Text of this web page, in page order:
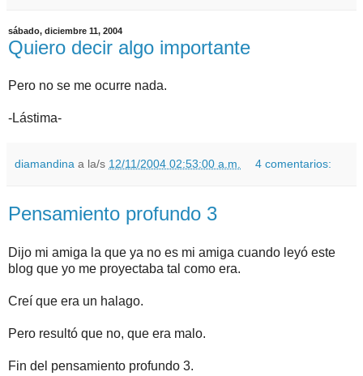
sábado, diciembre 11, 2004
Quiero decir algo importante
Pero no se me ocurre nada.
-Lástima-
diamandina a la/s 12/11/2004 02:53:00 a.m. 4 comentarios:
Pensamiento profundo 3
Dijo mi amiga la que ya no es mi amiga cuando leyó este
blog que yo me proyectaba tal como era.
Creí que era un halago.
Pero resultó que no, que era malo.
Fin del pensamiento profundo 3.